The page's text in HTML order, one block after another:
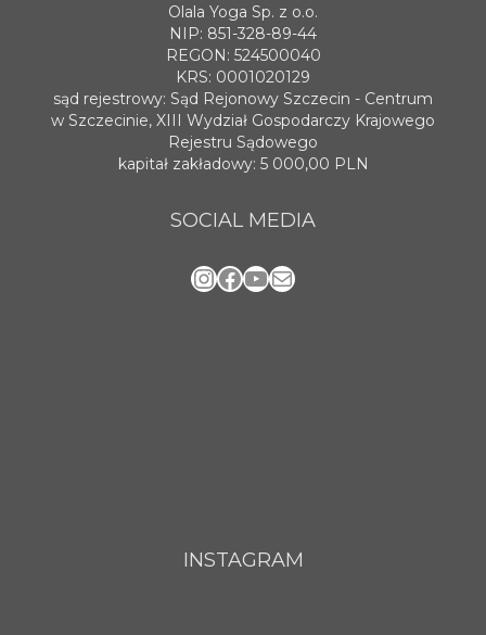
Olala Yoga Sp. z o.o.
NIP: 851-328-89-44
REGON: 524500040
KRS: 0001020129
sąd rejestrowy: Sąd Rejonowy Szczecin - Centrum
w Szczecinie, XIII Wydział Gospodarczy Krajowego
Rejestru Sądowego
kapitał zakładowy: 5 000,00 PLN
SOCIAL MEDIA
Instagram
Facebook
YouTube
Mail
INSTAGRAM